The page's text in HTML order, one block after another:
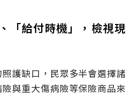
「給付時機」，檢視現
護缺口，民眾多半會選擇諸
與重大傷病險等保險商品來